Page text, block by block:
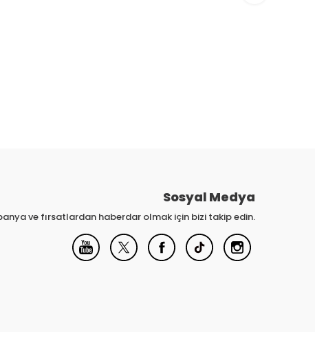
Sosyal Medya
ve fırsatlardan haberdar olmak için bizi takip edin.